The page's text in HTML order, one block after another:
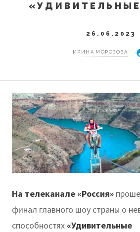
26.06.2023
ИРИНА МОРОЗОВА
На телеканале «Россия»
финал главного шоу страны о
способностях «Удивительные